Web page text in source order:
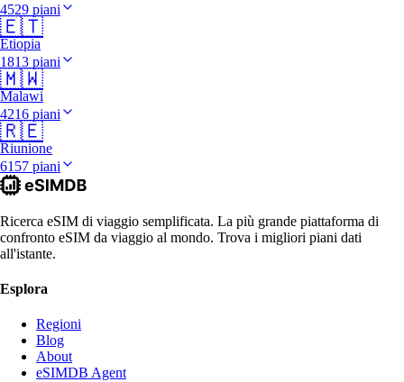
4529 piani
🇪🇹
Etiopia
1813 piani
🇲🇼
Malawi
4216 piani
🇷🇪
Riunione
6157 piani
Ricerca eSIM di viaggio semplificata. La più grande piattaforma di
confronto eSIM da viaggio al mondo. Trova i migliori piani dati
all'istante.
Esplora
Regioni
Blog
About
eSIMDB Agent